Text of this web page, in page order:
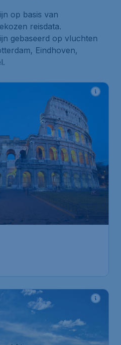
op basis van
reisdata.
gebaseerd op vluchten
Eindhoven,
€163*
from